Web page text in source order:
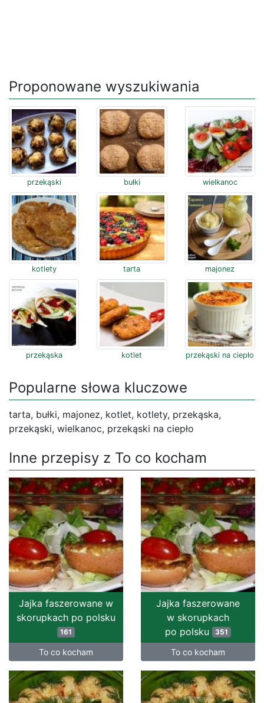
Proponowane wyszukiwania
przekąski bułki wielkanoc
kotlety tarta majonez
przekąska kotlet przekąski na ciepło
Popularne słowa kluczowe
tarta, bułki, majonez, kotlet, kotlety, przekąska,
przekąski, wielkanoc, przekąski na ciepło
Inne przepisy z To co kocham
Jajka faszerowane w
skorupkach po polsku
161
To co kocham
Jajka faszerowane
w skorupkach
po polsku 351
To co kocham